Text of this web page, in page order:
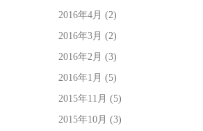
2016年4月 (2)
2016年3月 (2)
2016年2月 (3)
2016年1月 (5)
2015年11月 (5)
2015年10月 (3)